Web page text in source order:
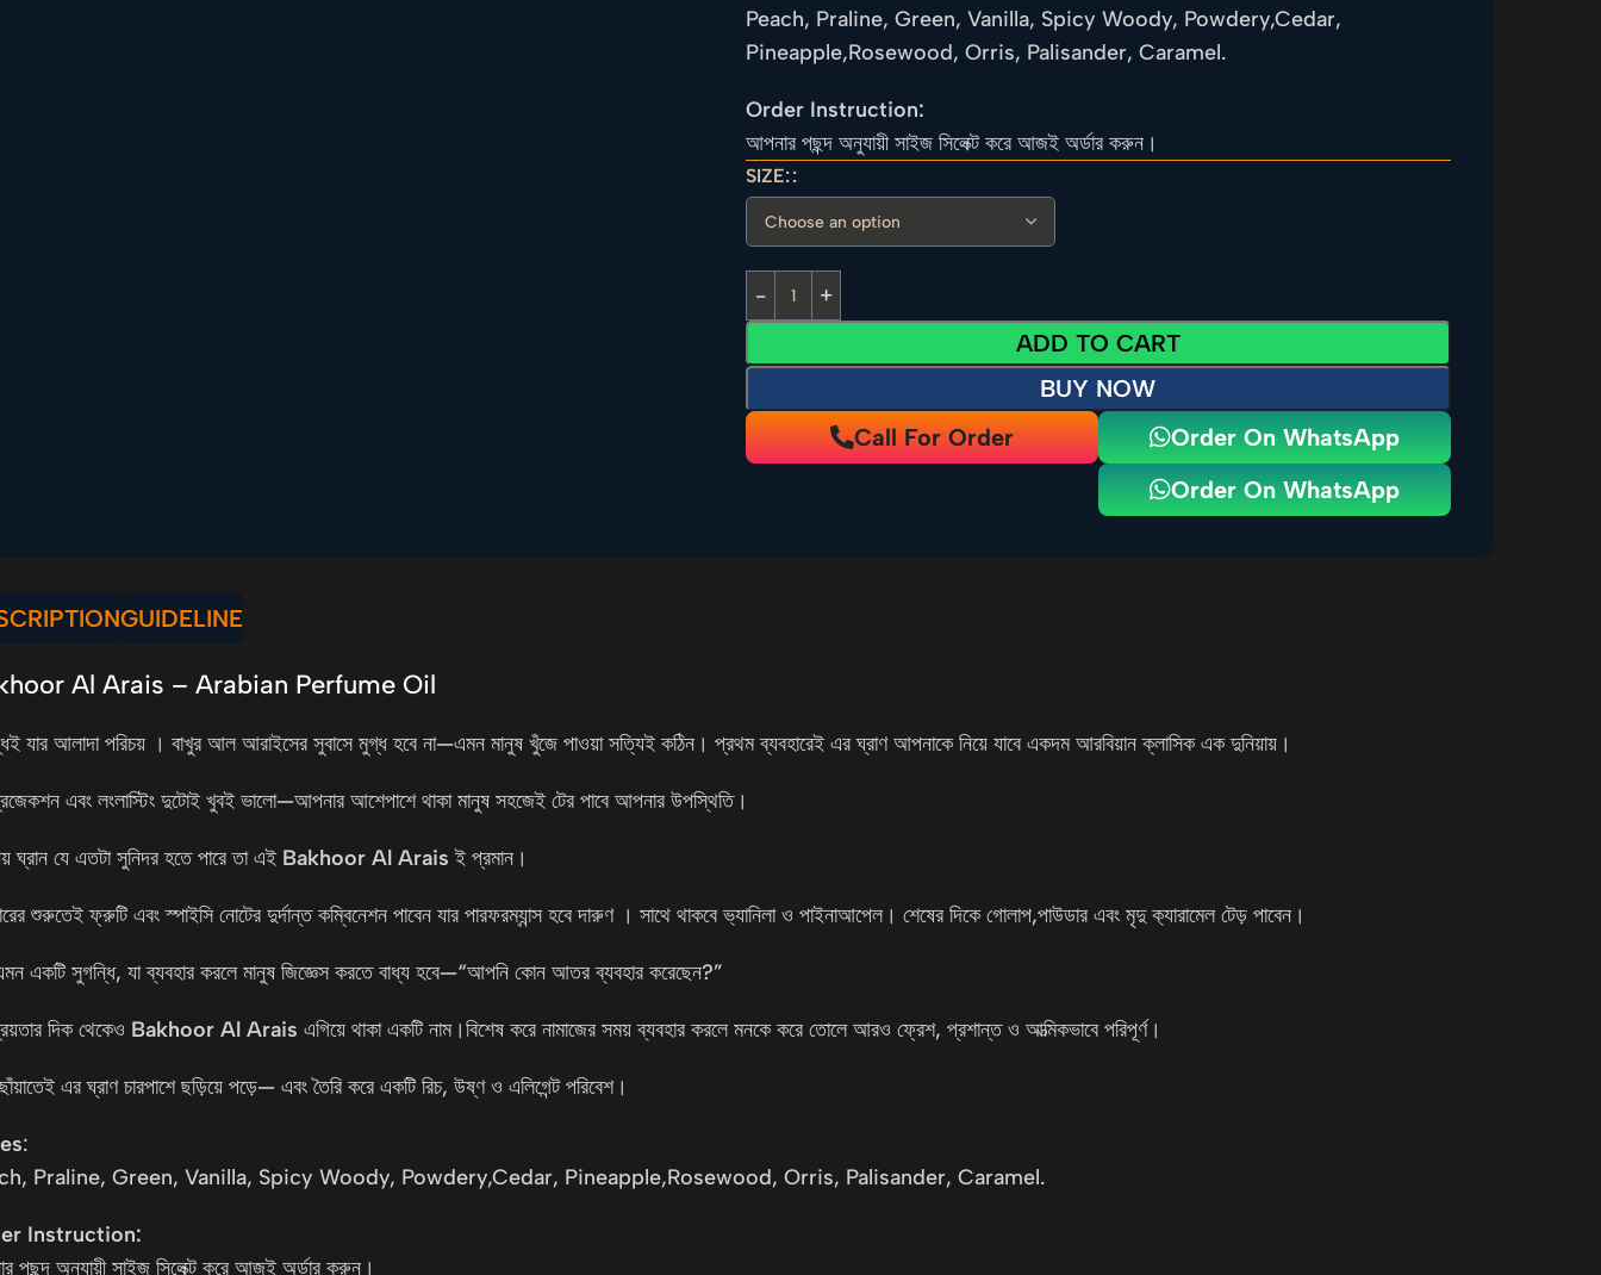
Peach, Praline, Green, Vanilla, Spicy Woody, Powdery,Cedar,
Pineapple,Rosewood, Orris, Palisander, Caramel.
Order Instruction:
আপনার পছন্দ অনুযায়ী সাইজ সিলেক্ট করে আজই অর্ডার করুন।
SIZE:
ADD TO CART
BUY NOW
Call For Order
Order On WhatsApp
Order On WhatsApp
GUIDELINE
Al Arais – Arabian Perfume Oil
যার আলাদা পরিচয় । বাখুর আল আরাইসের সুবাসে মুগ্ধ হবে না—এমন মানুষ খুঁজে পাওয়া সত্যিই কঠিন। প্রথম ব্যবহারেই এর ঘ্রাণ আপনাকে নিয়ে যাবে একদম আরবিয়ান ক্লাসিক এক দুনিয়ায়।
এবং লংলাস্টিং দুটোই খুবই ভালো—আপনার আশেপাশে থাকা মানুষ সহজেই টের পাবে আপনার উপস্থিতি।
ঘ্রান যে এতটা সুনিদর হতে পারে তা এই Bakhoor Al Arais ই প্রমান।
শুরুতেই ফ্রুটি এবং স্পাইসি নোটের দুর্দান্ত কম্বিনেশন পাবেন যার পারফরম্যান্স হবে দারুণ । সাথে থাকবে ভ‍্যানিলা ও পাইনাআপেল। শেষের দিকে গোলাপ,পাউডার এবং মৃদু ক‍্যারামেল টেড় পাবেন।
একটি সুগন্ধি, যা ব্যবহার করলে মানুষ জিজ্ঞেস করতে বাধ্য হবে—“আপনি কোন আতর ব্যবহার করেছেন?”
দিক থেকেও Bakhoor Al Arais এগিয়ে থাকা একটি নাম।বিশেষ করে নামাজের সময় ব্যবহার করলে মনকে করে তোলে আরও ফ্রেশ, প্রশান্ত ও আত্মিকভাবে পরিপূর্ণ।
এর ঘ্রাণ চারপাশে ছড়িয়ে পড়ে— এবং তৈরি করে একটি রিচ, উষ্ণ ও এলিগেন্ট পরিবেশ।
:
Praline, Green, Vanilla, Spicy Woody, Powdery,Cedar, Pineapple,Rosewood, Orris, Palisander, Caramel.
Instruction:
পছন্দ অনুযায়ী সাইজ সিলেক্ট করে আজই অর্ডার করুন।